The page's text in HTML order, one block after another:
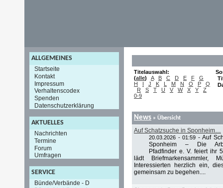
ALLGEMEINES
Startseite
Kontakt
Impressum
Verhaltenscodex
Spenden
Datenschutzerklärung
AKTUELLES
Nachrichten
Termine
Forum
Umfragen
SERVICE
Bünde/Verbände - D
Titelauswahl:
(alle) A B C D E F
G
H
I J K L M N O P
Q
R
S T U V W X Y
Z
0-9
News » Übersicht
Auf Schatzsuche in Sponheim…
20.03.2026 - 01:59 - Auf
Sponheim – Die
Pfadfinder e. V. feiert ihr
lädt Briefmarkensammler,
Interessierten herzlich ein,
gemeinsam zu begehen....